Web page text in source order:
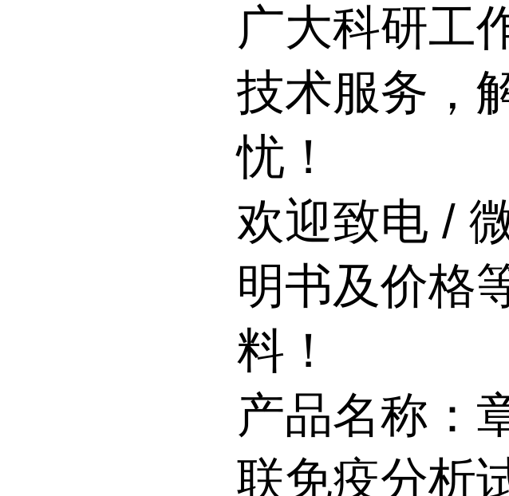
广大科研工
技术服务，
忧！
欢迎致电 /
明书及价格
料！
产品名称：
联免疫分析